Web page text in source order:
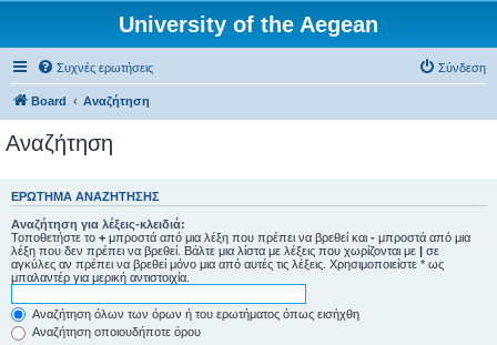
University of the Aegean
Συχνές ερωτήσεις Σύνδεση
Board Αναζήτηση
Αναζήτηση
ΕΡΏΤΗΜΑ ΑΝΑΖΉΤΗΣΗΣ
Αναζήτηση για λέξεις-κλειδιά:
Τοποθετήστε το + μπροστά από μια λέξη που πρέπει να βρεθεί και - μπροστά από μια
λέξη που δεν πρέπει να βρεθεί. Βάλτε μια λίστα με λέξεις που χωρίζονται με | σε
αγκύλες αν πρέπει να βρεθεί μόνο μια από αυτές τις λέξεις. Χρησιμοποιείστε * ως
μπαλαντέρ για μερική αντιστοιχία.
Αναζήτηση όλων των όρων ή του ερωτήματος όπως εισήχθη
Αναζήτηση οποιουδήποτε όρου